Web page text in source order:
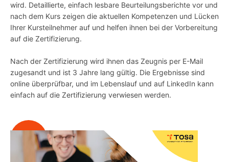
wird. Detaillierte, einfach lesbare Beurteilungsberichte vor und
nach dem Kurs zeigen die aktuellen Kompetenzen und Lücken
Ihrer Kursteilnehmer auf und helfen ihnen bei der Vorbereitung
auf die Zertifizierung.
Nach der Zertifizierung wird ihnen das Zeugnis per E-Mail
zugesandt und ist 3 Jahre lang gültig. Die Ergebnisse sind
online überprüfbar, und im Lebenslauf und auf LinkedIn kann
einfach auf die Zertifizierung verwiesen werden.